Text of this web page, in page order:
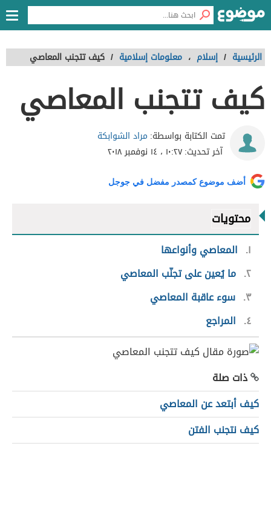
الرئيسية / إسلام ، معلومات إسلامية / كيف تتجنب المعاصي
كيف تتجنب المعاصي
تمت الكتابة بواسطة: مراد الشوابكة
آخر تحديث:١٠:٢٧ ، ١٤ نوفمبر ٢٠١٨
أضف موضوع كمصدر مفضل في جوجل
محتويات
١
المعاصي وأنواعها
٢ ما يُعين على تجنّب المعاصي
٣ سوء عاقبة المعاصي
٤
المراجع
ذات صلة
كيف أبتعد عن المعاصي
كيف نتجنب الفتن